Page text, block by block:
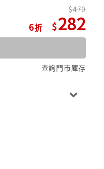
6
470
282
查詢門市庫存